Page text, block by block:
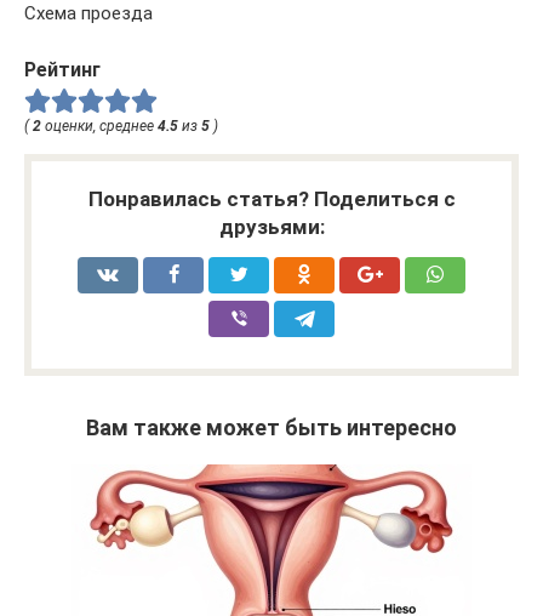
Схема проезда
Рейтинг
( 2 оценки, среднее 4.5 из 5 )
Понравилась статья? Поделиться с
друзьями:
Вам также может быть интересно